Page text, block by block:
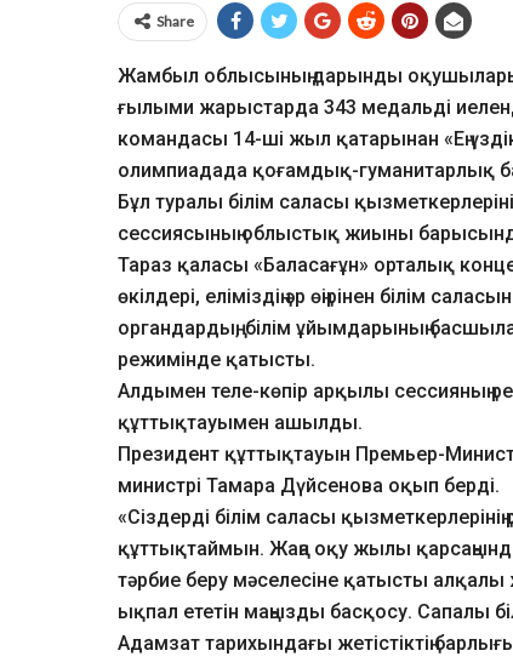
Share
Жамбыл облысының дарынды
ғылыми жарыстарда 343 медальді
командасы 14-ші жыл қатарынан «Ең
олимпиадада қоғамдық-гуманитарлық
Бұл туралы білім саласы
сессиясының облыстық жиыны
Тараз қаласы «Баласағұн» орталық
өкілдері, еліміздің әр өңірінен білім
органдардың, білім ұйымдарының
режимінде қатысты.
Алдымен теле-көпір арқылы сессияның
құттықтауымен ашылды.
Президент құттықтауын Премьер-
министрі Тамара Дүйсенова оқып берді.
«Сіздерді білім саласы
құттықтаймын. Жаңа оқу жылы
тәрбие беру мәселесіне қатысты алқалы
ықпал ететін маңызды басқосу. Сапалы
Адамзат тарихындағы жетістіктің